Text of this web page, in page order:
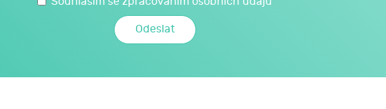
poskytnu při kariérovém poradenství realizovaném JCMM.
a citlivými údaji může JCMM nakládat způsobem a v největším rozsahu
osobních údajů č. 2016/679, a to za účelem mé účasti na aktivitách